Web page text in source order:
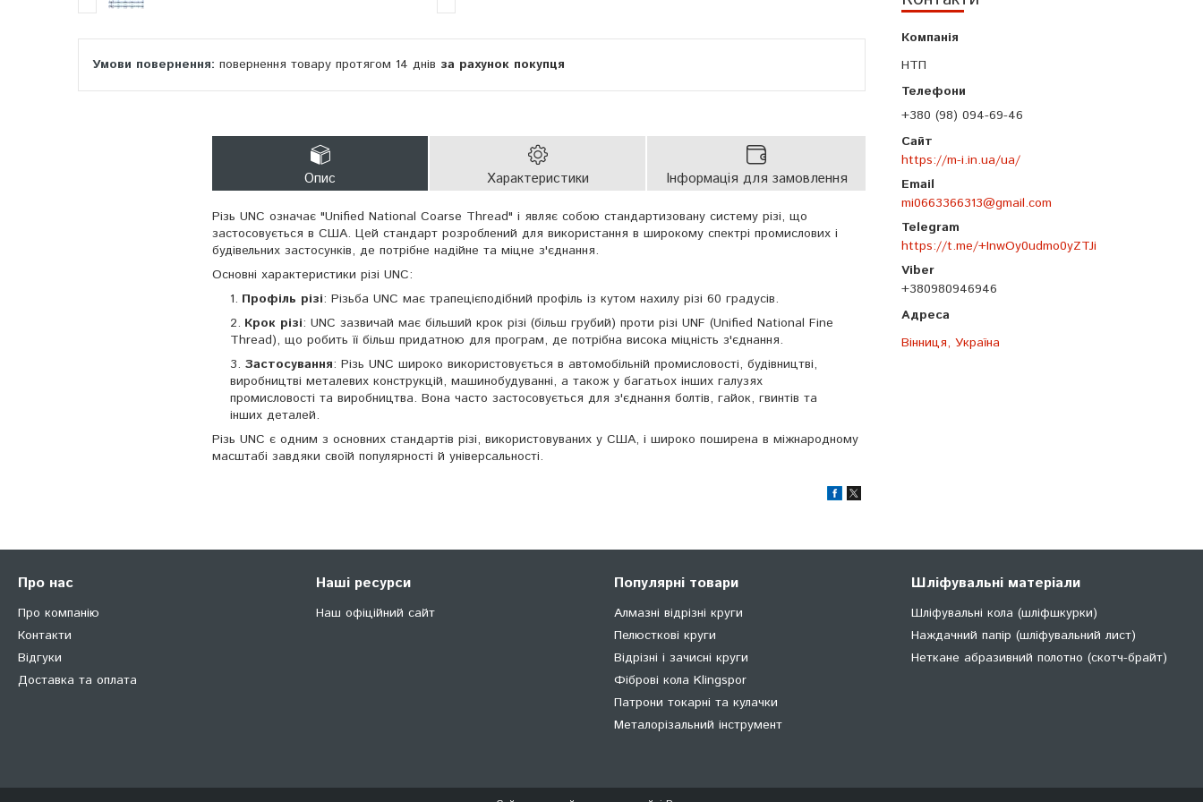
НТП
+380 (98) 094-69-46
https://m-i.in.ua/ua/
mi0663366313@gmail.com
https://t.me/+InwOy0udmo0yZTJi
+380980946946
Вінниця, Україна
повернення товару протягом 14 днів за рахунок покупця
Опис Характеристики Інформація для замовлення
Різь UNC означає "Unified National Coarse Thread" і являє собою стандартизовану систему різі, що
застосовується в США. Цей стандарт розроблений для використання в широкому спектрі промислових і
будівельних застосунків, де потрібне надійне та міцне з'єднання.
Основні характеристики різі UNC:
Профіль різі: Різьба UNC має трапецієподібний профіль із кутом нахилу різі 60 градусів.
Крок різі: UNC зазвичай має більший крок різі (більш грубий) проти різі UNF (Unified National Fine
Thread), що робить її більш придатною для програм, де потрібна висока міцність з'єднання.
Застосування: Різь UNC широко використовується в автомобільній промисловості, будівництві,
виробництві металевих конструкцій, машинобудуванні, а також у багатьох інших галузях
промисловості та виробництва. Вона часто застосовується для з'єднання болтів, гайок, гвинтів та
інших деталей.
Різь UNC є одним з основних стандартів різі, використовуваних у США, і широко поширена в міжнародному
масштабі завдяки своїй популярності й універсальності.
Про нас
Про компанію
Контакти
Відгуки
Доставка та оплата
Наші ресурси
Наш офіційний сайт
Популярні товари
Алмазні відрізні круги
Пелюсткові круги
Відрізні і зачисні круги
Фіброві кола Klingspor
Патрони токарні та кулачки
Металорізальний інструмент
Шліфувальні матеріали
Шліфувальні кола (шліфшкурки)
Наждачний папір (шліфувальний лист)
Неткане абразивний полотно (скотч-брайт)